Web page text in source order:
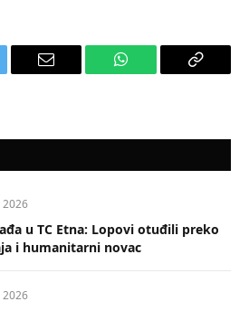
Email WhatsApp Copy
2026
u TC Etna: Lopovi otuđili preko
i humanitarni novac
2026